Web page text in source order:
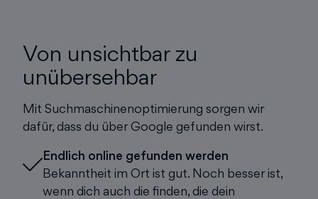
Von unsichtbar zu
unübersehbar
Mit Suchmaschinenoptimierung sorgen wir
dafür, dass du über Google gefunden wirst.
Endlich online gefunden werden
Bekanntheit im Ort ist gut. Noch besser ist,
wenn dich auch die finden, die dein